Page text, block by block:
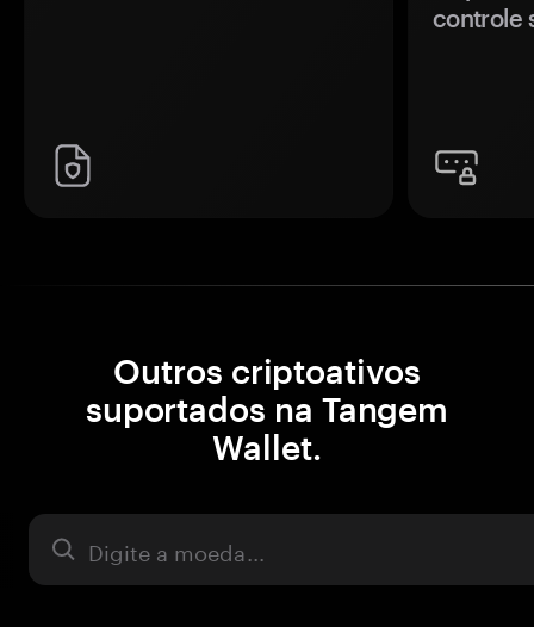
controle
Outros criptoativos
suportados na Tangem
Wallet.
Ativo